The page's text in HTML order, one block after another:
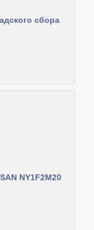
сбора
NY1F2M20